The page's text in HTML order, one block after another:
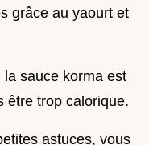
grâce au yaourt et
sauce korma est
être trop calorique.
astuces, vous